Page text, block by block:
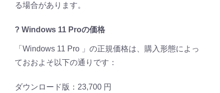
る場合があります。
? Windows 11 Proの価格
「Windows 11 Pro 」の正規価格は、購入形態によっ
ておおよそ以下の通りです：
ダウンロード版：23,700 円